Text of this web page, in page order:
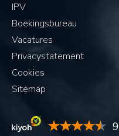
IPV
Boekingsbureau
Vacatures
Privacystatement
Cookies
Sitemap
9